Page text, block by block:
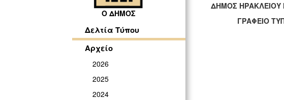
Ο ΔΗΜΟΣ
Δελτία Τύπου
Αρχείο
2026
2025
2024
ΔΗΜΟΣ ΗΡΑΚΛΕΙΟΥ
ΓΡΑΦΕΙΟ